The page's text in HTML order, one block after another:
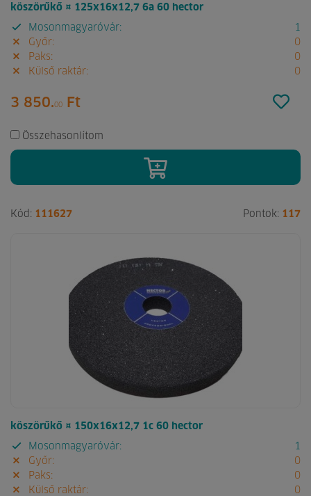
köszörűkő ¤ 125x16x12,7 6a 60 hector
Mosonmagyaróvár:
1
Győr:
0
Paks:
0
Külső raktár:
0
3 850.00 Ft
Összehasonlítom
Kód: 111627 Pontok: 117
köszörűkő ¤ 150x16x12,7 1c 60 hector
Mosonmagyaróvár:
1
Győr:
0
Paks:
0
Külső raktár:
0